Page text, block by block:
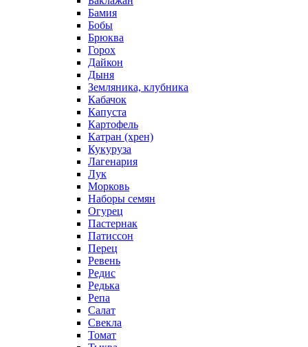
Бамия
Бобы
Брюква
Горох
Дайкон
Дыня
Земляника, клубника
Кабачок
Капуста
Картофель
Катран (хрен)
Кукуруза
Лагенария
Лук
Морковь
Наборы семян
Огурец
Пастернак
Патиссон
Перец
Ревень
Редис
Редька
Репа
Салат
Свекла
Томат